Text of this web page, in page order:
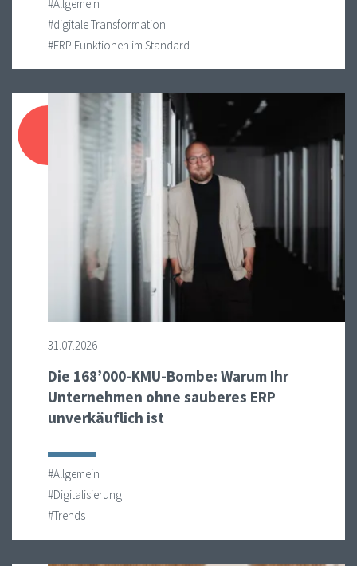
#Allgemein
#digitale Transformation
#ERP Funktionen im Standard
31.07.2026
Die 168’000-KMU-Bombe: Warum Ihr
Unternehmen ohne sauberes ERP
unverkäuflich ist
#Allgemein
#Digitalisierung
#Trends